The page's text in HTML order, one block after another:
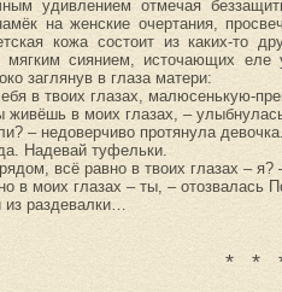
удивлением отмечая
на женские очертания,
кожа состоит из каких-то
мягким сиянием, источающих
заглянув в глаза матери:
в твоих глазах, малюсенькую-
живёшь в моих глазах, –
– недоверчиво протянула
Надевай туфельки.
всё равно в твоих глазах – я?
в моих глазах – ты, – отозвалась
раздевалки…
* *